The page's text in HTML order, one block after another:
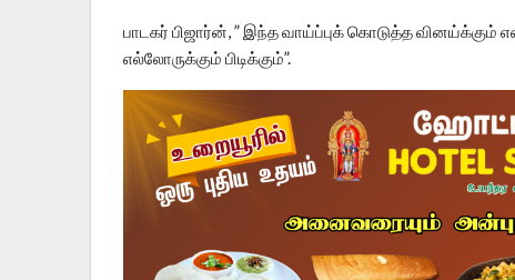
பாடகர் பிஜார்ன், ” இந்த வாய்ப்புக் கொடுத்த வினய்க்கும்
எல்லோருக்கும் பிடிக்கும்”.